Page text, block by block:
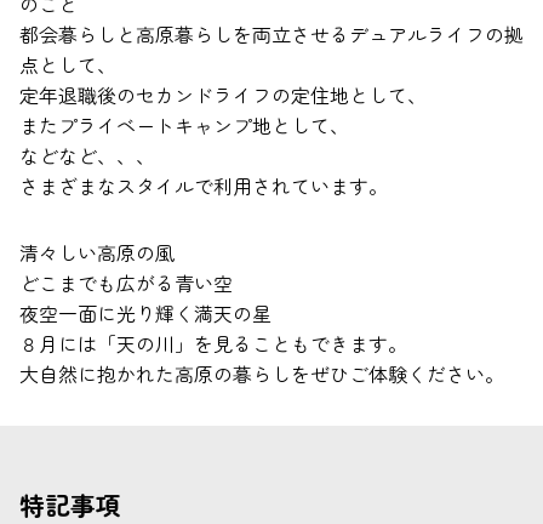
都会暮らしと高原暮らしを両立させるデュアルライフの拠
点として、
定年退職後のセカンドライフの定住地として、
またプライベートキャンプ地として、
などなど、、、
さまざまなスタイルで利用されています。
清々しい高原の風
どこまでも広がる青い空
夜空一面に光り輝く満天の星
８月には「天の川」を見ることもできます。
大自然に抱かれた高原の暮らしをぜひご体験ください。
特記事項